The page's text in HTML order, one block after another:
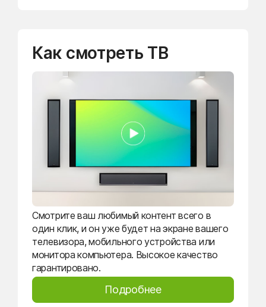
Как смотреть ТВ
Смотрите ваш любимый контент всего в
один клик, и он уже будет на экране вашего
телевизора, мобильного устройства или
монитора компьютера. Высокое качество
гарантировано.
Подробнее